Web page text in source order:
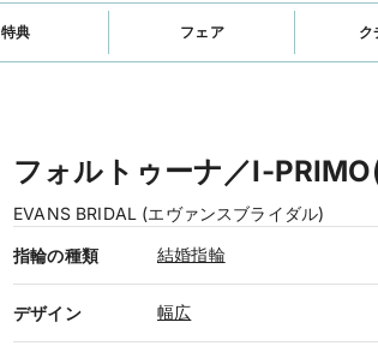
特典 フェア ク
フォルトゥーナ／I-
EVANS BRIDAL (エヴァンスブライダル)
指輪の種類 結婚指輪
デザイン 幅広